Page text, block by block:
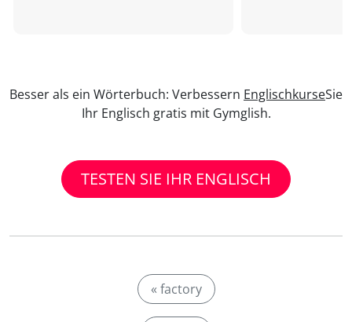
Besser als ein Wörterbuch: Verbessern EnglischkurseSie
Ihr Englisch gratis mit Gymglish.
TESTEN SIE IHR ENGLISCH
« factory